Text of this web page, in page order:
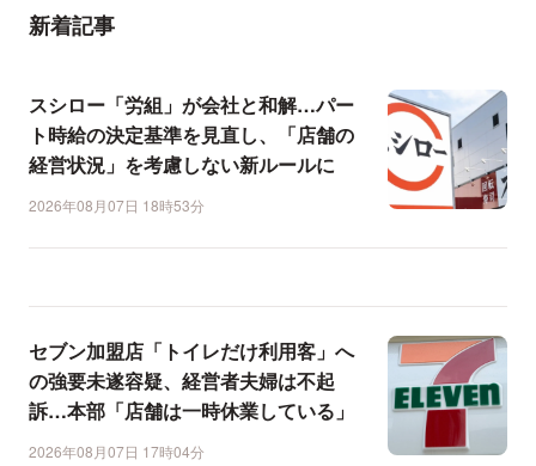
新着記事
スシロー「労組」が会社と和解…パー
ト時給の決定基準を見直し、「店舗の
経営状況」を考慮しない新ルールに
2026年08月07日 18時53分
セブン加盟店「トイレだけ利用客」へ
の強要未遂容疑、経営者夫婦は不起
訴…本部「店舗は一時休業している」
2026年08月07日 17時04分